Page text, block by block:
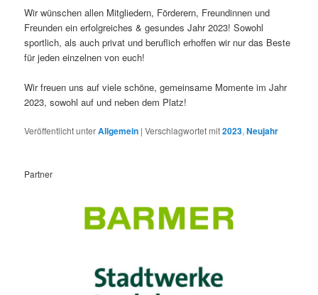
Wir wünschen allen Mitgliedern, Förderern, Freundinnen und
Freunden ein erfolgreiches & gesundes Jahr 2023! Sowohl
sportlich, als auch privat und beruflich erhoffen wir nur das Beste
für jeden einzelnen von euch!
Wir freuen uns auf viele schöne, gemeinsame Momente im Jahr
2023, sowohl auf und neben dem Platz!
Veröffentlicht unterAllgemein |Verschlagwortet mit2023,Neujahr
Partner